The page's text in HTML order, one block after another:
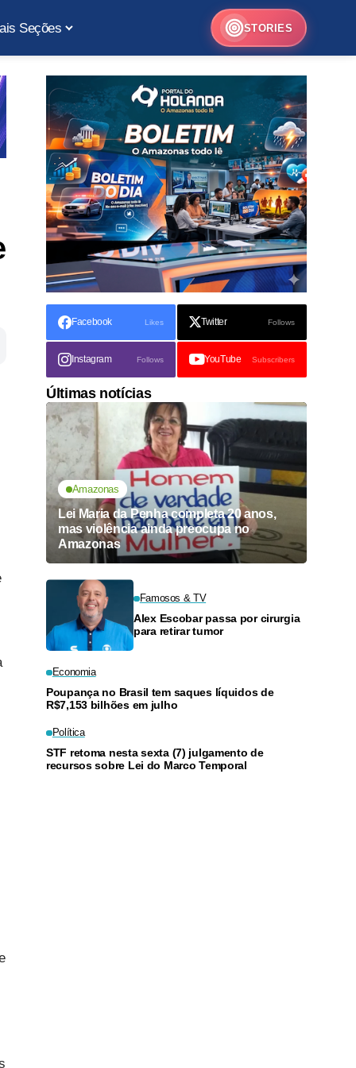
Seções STORIES
Facebook Likes Twitter Follows
Instagram Follows YouTube Subscribers
Últimas notícias
Amazonas
Lei Maria da Penha completa 20 anos,
mas violência ainda preocupa no
Amazonas
Famosos & TV
Alex Escobar passa por cirurgia
para retirar tumor
Economia
Poupança no Brasil tem saques líquidos de
R$7,153 bilhões em julho
Política
STF retoma nesta sexta (7) julgamento de
recursos sobre Lei do Marco Temporal